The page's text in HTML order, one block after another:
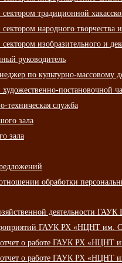
традиционной
народного творчества
изобразительного и
руководитель
по культурно-массовому
постановочной
техническая служба
зала
зала
обработки
деятельности
ГАУК РХ «НЦНТ им.
о работе ГАУК РХ «НЦНТ
о работе ГАУК РХ «НЦНТ